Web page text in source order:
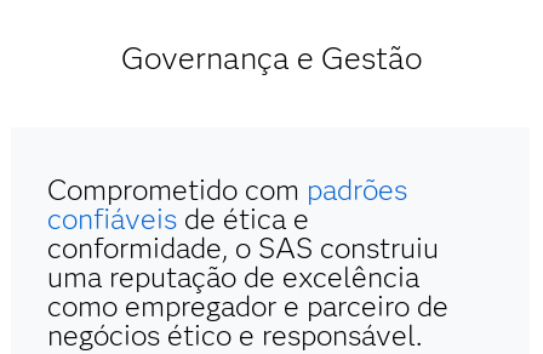
Governança e Gestão
Comprometido com padrões
confiáveisde ética e
conformidade, o SAS construiu
uma reputação de excelência
como empregador e parceiro de
negócios ético e responsável.